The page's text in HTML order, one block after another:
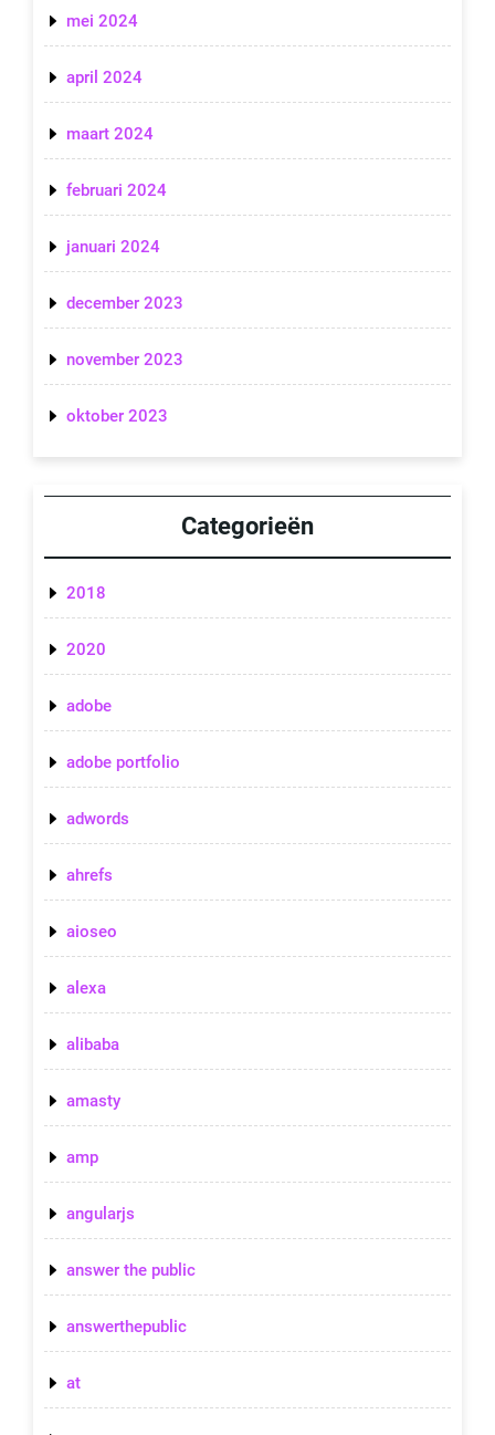
mei 2024
april 2024
maart 2024
februari 2024
januari 2024
december 2023
november 2023
oktober 2023
Categorieën
2018
2020
adobe
adobe portfolio
adwords
ahrefs
aioseo
alexa
alibaba
amasty
amp
angularjs
answer the public
answerthepublic
at